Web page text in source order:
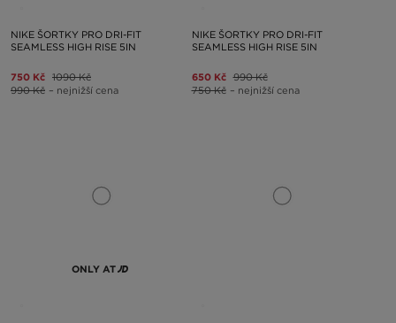
NIKE ŠORTKY PRO DRI-FIT
SEAMLESS HIGH RISE 5IN
750 Kč 1090 Kč
990 Kč – nejnižší cena
NIKE ŠORTKY PRO DRI-FIT
SEAMLESS HIGH RISE 5IN
650 Kč 990 Kč
750 Kč – nejnižší cena
ONLY AT